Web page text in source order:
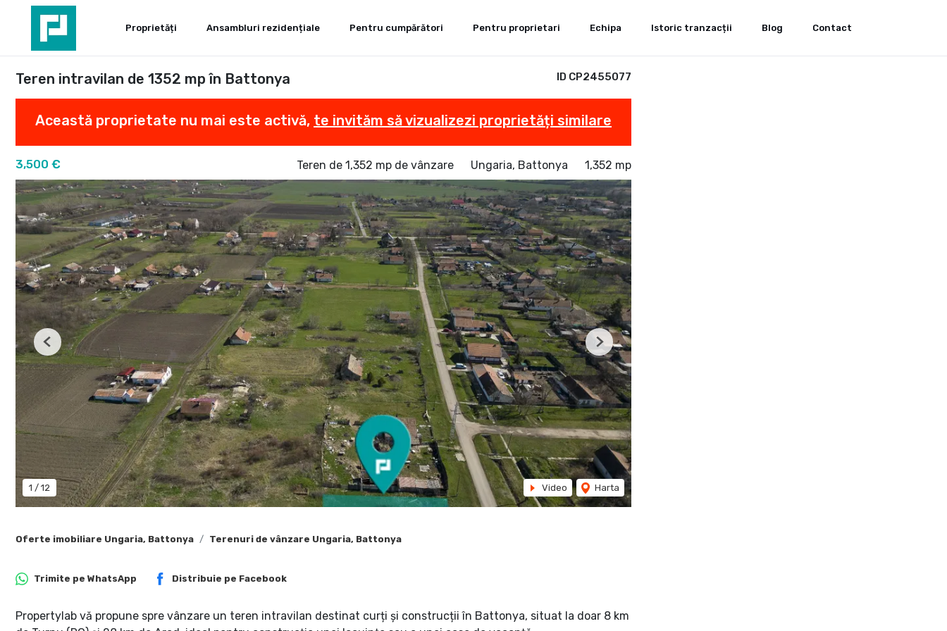
Proprietăți Ansambluri rezidențiale Pentru cumpărători Pentru proprietari Echipa Istoric tranzacții Blog Contact
ID CP2455077
Teren intravilan de 1352 mp în Battonya
Această proprietate nu mai este activă, te invităm să vizualizezi proprietăți similare
3,500 € Teren de 1,352 mp de vânzare Ungaria, Battonya 1,352 mp
1 / 12 Video Harta
Previous Next
Oferte imobiliare Ungaria, Battonya Terenuri de vânzare Ungaria, Battonya
Trimite pe WhatsApp Distribuie pe Facebook
Propertylab vă propune spre vânzare un teren intravilan destinat curți și construcții în Battonya, situat la doar 8 km